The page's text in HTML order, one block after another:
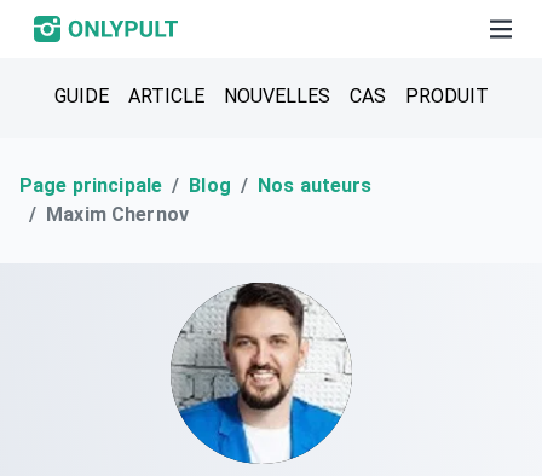
GUIDE ARTICLE NOUVELLES CAS PRODUIT
Page principale Blog
Nos auteurs
Maxim Chernov